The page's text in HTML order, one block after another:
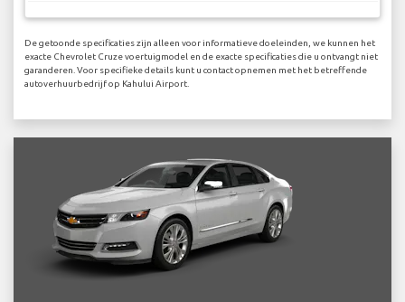
De getoonde specificaties zijn alleen voor informatieve doeleinden, we kunnen het
exacte Chevrolet Cruze voertuigmodel en de exacte specificaties die u ontvangt niet
garanderen. Voor specifieke details kunt u contact opnemen met het betreffende
autoverhuurbedrijf op Kahului Airport.